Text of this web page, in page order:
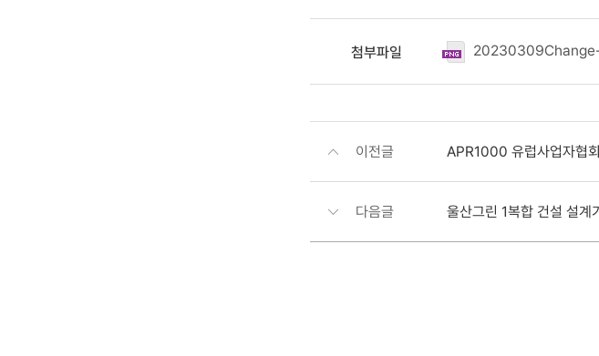
첨부파일
이전글 APR1000 유럽사업자협
다음글 울산그린 1복합 건설 설계